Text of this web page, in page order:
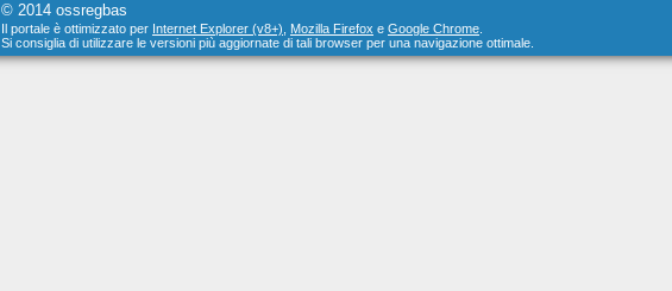
© 2014 ossregbas
Il portale è ottimizzato per Internet Explorer (v8+) Mozilla Firefox e Google Chrome
Si consiglia di utilizzare le versioni più aggiornate di tali browser per una navigazione ottimale.